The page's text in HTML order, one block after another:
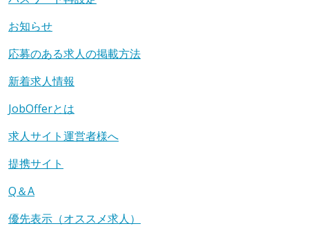
お知らせ
応募のある求人の掲載方法
新着求人情報
JobOfferとは
求人サイト運営者様へ
提携サイト
Q＆A
優先表示（オススメ求人）